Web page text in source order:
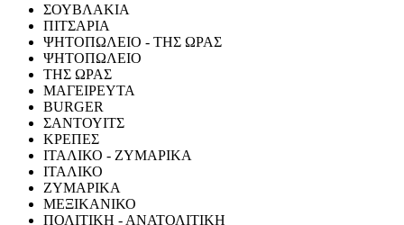
ΣΟΥΒΛΑΚΙΑ
ΠΙΤΣΑΡΙΑ
ΨΗΤΟΠΩΛΕΙΟ - ΤΗΣ ΩΡΑΣ
ΨΗΤΟΠΩΛΕΙΟ
ΤΗΣ ΩΡΑΣ
ΜΑΓΕΙΡΕΥΤΑ
BURGER
ΣΑΝΤΟΥΙΤΣ
ΚΡΕΠΕΣ
ΙΤΑΛΙΚΟ - ΖΥΜΑΡΙΚΑ
ΙΤΑΛΙΚΟ
ΖΥΜΑΡΙΚΑ
ΜΕΞΙΚΑΝΙΚΟ
ΠΟΛΙΤΙΚΗ - ΑΝΑΤΟΛΙΤΙΚΗ